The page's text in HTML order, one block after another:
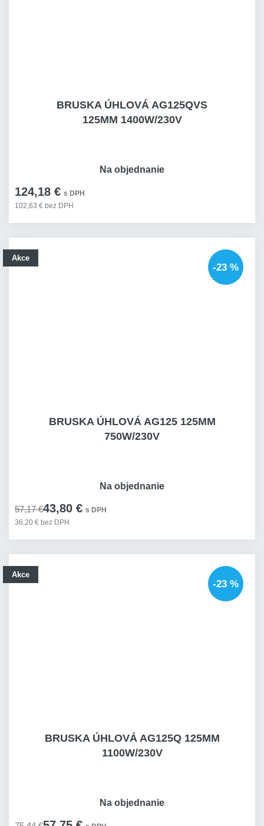
BRUSKA ÚHLOVÁ AG125QVS
125MM 1400W/230V
124,18 € s DPH
102,63 € bez DPH
Na objednanie
Akce
-23 %
BRUSKA ÚHLOVÁ AG125 125MM
750W/230V
57,17 €43,80 € s DPH
36,20 € bez DPH
Na objednanie
Akce
-23 %
BRUSKA ÚHLOVÁ AG125Q 125MM
1100W/230V
Na objednanie